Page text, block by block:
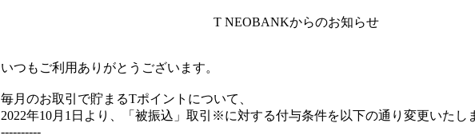
T NEOBANKからのお知らせ
いつもご利用ありがとうございます。
毎月のお取引で貯まるTポイントについて、
2022年10月1日より、「被振込」取引※に対する付与条件を以下の通り変更いたし
----------